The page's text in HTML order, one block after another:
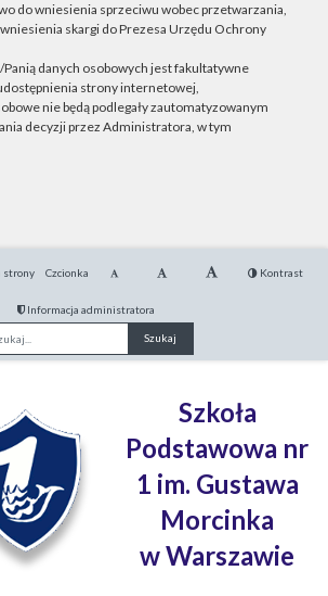
do wniesienia sprzeciwu wobec przetwarzania,
skargi do Prezesa Urzędu Ochrony
Panią danych osobowych jest fakultatywne
strony internetowej,
nie będą podlegały zautomatyzowanym
decyzji przez Administratora, w tym
strony Czcionka Kontrast
Informacja administratora
Szkoła
Podstawowa nr
1 im. Gustawa
Morcinka
w Warszawie